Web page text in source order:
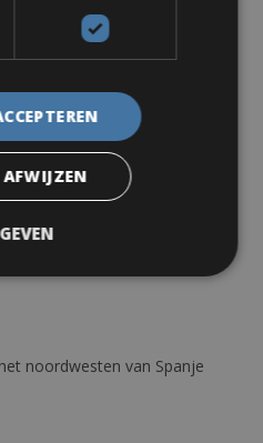
in Triëst en de fiets later in
op de fiets kunt ontdekken
Fietsverhuur
Portugese Camino langs de
Galiza
langs de noordkust van
noordwesten van Spanje